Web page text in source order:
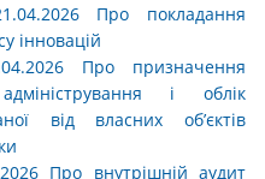
Про покладання
інновацій
Про призначення
і облік
від власних об’єктів
Про внутрішній аудит